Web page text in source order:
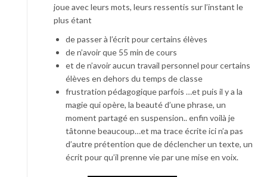
joue avec leurs mots, leurs ressentis sur l’instant le
plus étant
de passer à l’écrit pour certains élèves
de n’avoir que 55 min de cours
et de n’avoir aucun travail personnel pour certains
élèves en dehors du temps de classe
frustration pédagogique parfois …et puis il y a la
magie qui opère, la beauté d’une phrase, un
moment partagé en suspension.. enfin voilà je
tâtonne beaucoup…et ma trace écrite ici n’a pas
d’autre prétention que de déclencher un texte, un
écrit pour qu’il prenne vie par une mise en voix.